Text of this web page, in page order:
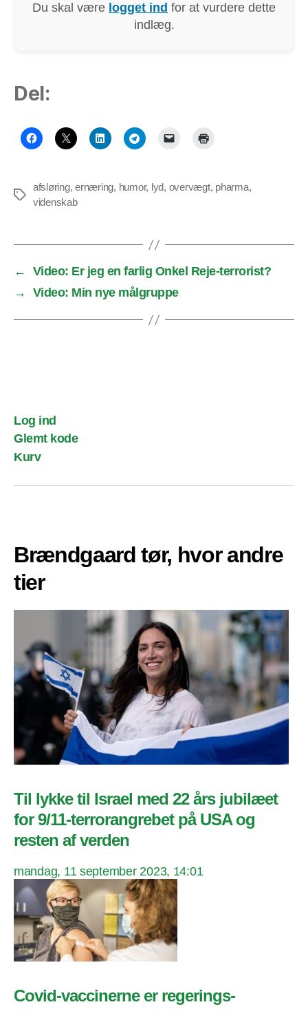
Du skal være logget ind for at vurdere dette
indlæg.
Del:
Tags
afsløring,ernæring, humor, lyd, overvægt, pharma,
videnskab
←
Video: Er jeg en farlig Onkel Reje-terrorist?
→
Video: Min nye målgruppe
Log ind
Glemt kode
Kurv
Brændgaard tør, hvor andre
tier
Til lykke til Israel med 22 års jubilæet
for 9/11-terrorangrebet på USA og
resten af verden
mandag, 11 september 2023, 14:01
Covid-vaccinerne er regerings-